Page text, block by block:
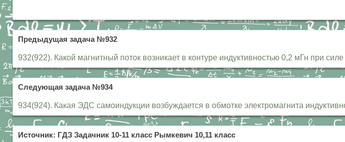
Предыдущая задача №932
932(922). Какой магнитный поток возникает в контуре индуктивностью 0,2 мГн при
Следующая задача №934
934(924). Какая ЭДС самоиндукции возбуждается в обмотке электромагнита
Источник: ГДЗ Задачник 10-11 класс Рымкевич 10,11 класс